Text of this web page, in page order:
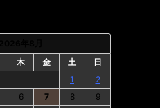
木 金 土
日
1
2
6 7 8
9